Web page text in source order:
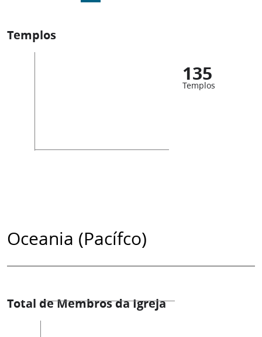
Templos
135
Templos
Oceania (Pacífco)
Total de Membros da Igreja